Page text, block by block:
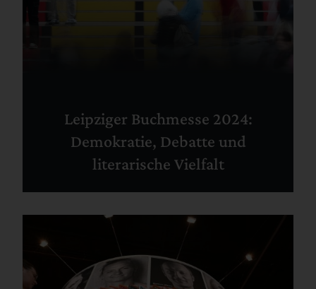
Leipziger Buchmesse 2024:
Demokratie, Debatte und
literarische Vielfalt